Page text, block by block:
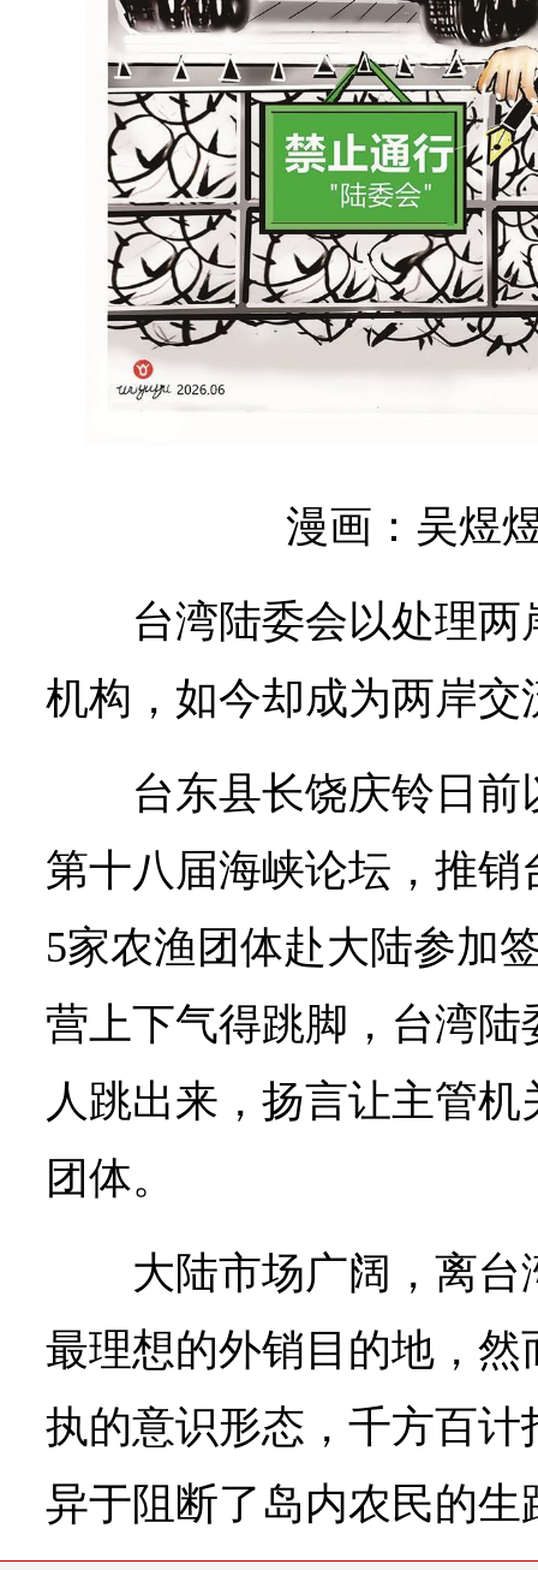
漫画：吴煜
台湾陆委会以处理
机构，如今却成为两岸交
台东县长饶庆铃日
第十八届海峡论坛，推
5家农渔团体赴大陆参加
营上下气得跳脚，台湾
人跳出来，扬言让主管
团体。
大陆市场广阔，离
最理想的外销目的地，
执的意识形态，千方百
异于阻断了岛内农民的生